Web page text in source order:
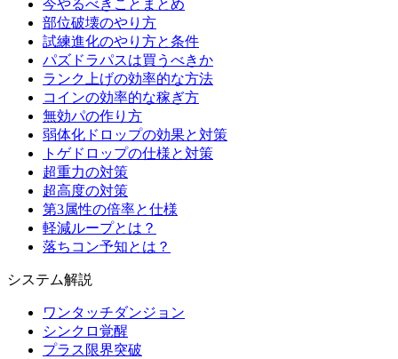
今やるべきことまとめ
部位破壊のやり方
試練進化のやり方と条件
パズドラパスは買うべきか
ランク上げの効率的な方法
コインの効率的な稼ぎ方
無効パの作り方
弱体化ドロップの効果と対策
トゲドロップの仕様と対策
超重力の対策
超高度の対策
第3属性の倍率と仕様
軽減ループとは？
落ちコン予知とは？
システム解説
ワンタッチダンジョン
シンクロ覚醒
プラス限界突破